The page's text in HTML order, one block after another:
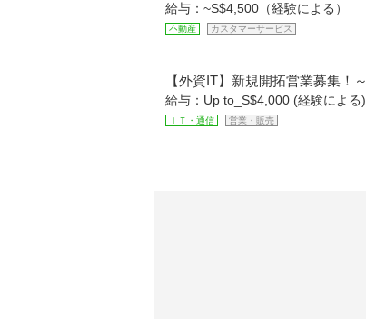
給与：~S$4,500（経験による）
不動産 カスタマーサービス
【外資IT】新規開拓営業募集
給与：Up to_S$4,000 (経験による)
ＩＴ・通信 営業・販売